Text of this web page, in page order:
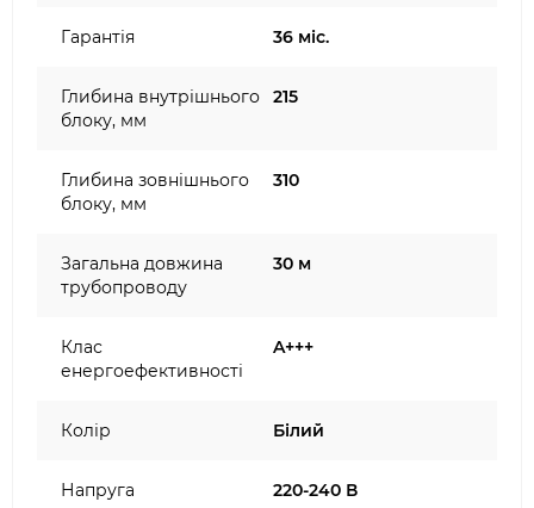
Гарантія 36 міс.
Глибина внутрішнього
блоку, мм
215
Глибина зовнішнього
блоку, мм
310
Загальна довжина
трубопроводу
30 м
Клас
енергоефективності
A+++
Колір Білий
Напруга 220-240 В